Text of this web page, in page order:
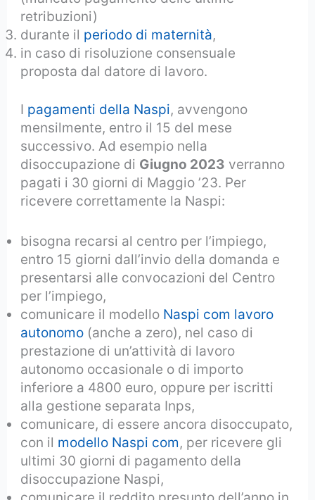
retribuzioni)
durante il periodo di maternità,
in caso di risoluzione consensuale
proposta dal datore di lavoro.
I pagamenti della Naspi, avvengono
mensilmente, entro il 15 del mese
successivo. Ad esempio nella
disoccupazione di Giugno 2023 verranno
pagati i 30 giorni di Maggio ’23. Per
ricevere correttamente la Naspi:
bisogna recarsi al centro per l’impiego,
entro 15 giorni dall’invio della domanda e
presentarsi alle convocazioni del Centro
per l’impiego,
comunicare il modello Naspi com lavoro
autonomo (anche a zero), nel caso di
prestazione di un’attività di lavoro
autonomo occasionale o di importo
inferiore a 4800 euro, oppure per iscritti
alla gestione separata Inps,
comunicare, di essere ancora disoccupato,
con il modello Naspi com, per ricevere gli
ultimi 30 giorni di pagamento della
disoccupazione Naspi,